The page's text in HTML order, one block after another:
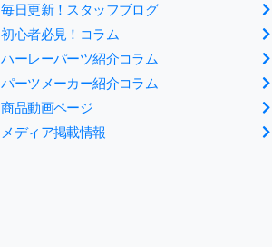
毎日更新！スタッフブログ
初心者必見！コラム
ハーレーパーツ紹介コラム
パーツメーカー紹介コラム
商品動画ページ
メディア掲載情報